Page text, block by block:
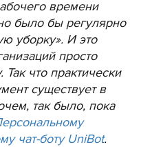
времени
было бы регулярно
уборку». И это
просто
Так что практически
существует в
так было, пока
чат-боту UniBot.